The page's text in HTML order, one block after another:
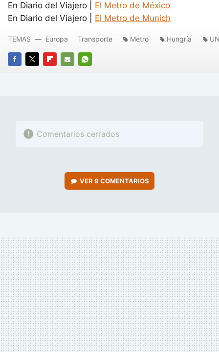
En Diario del Viajero | El Metro de México
En Diario del Viajero | El Metro de Munich
FACEBOOK
TWITTERFLIPBOARD
E-
WHATSAPP
TEMAS Europa Transporte Metro Hungría
Comentarios cerrados
VER 9 COMENTARIOS